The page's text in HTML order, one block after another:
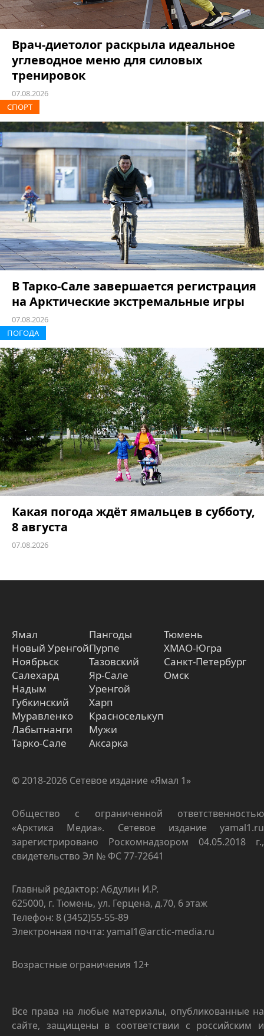
Врач-диетолог раскрыла идеальное
углеводное меню для силовых
тренировок
07.08.2026
СПОРТ
В Тарко-Сале завершается регистрация
на Арктические экстремальные игры
07.08.2026
ПОГОДА
Какая погода ждёт ямальцев в субботу,
8 августа
07.08.2026
Ямал
Новый Уренгой
Ноябрьск
Салехард
Надым
Губкинский
Муравленко
Лабытнанги
Тарко-Сале
Пангоды
Пурпе
Тазовский
Яр-Сале
Уренгой
Харп
Красноселькуп
Мужи
Аксарка
Тюмень
ХМАО-Югра
Санкт-Петербург
Омск
© 2018-2026 Сетевое издание «Ямал 1»
Общество с ограниченной ответственностью
«Арктика Медиа». Сетевое издание yamal1.ru
зарегистрировано Роскомнадзором 04.05.2018 г.,
свидетельство Эл № ФС 77-72641
Главный редактор: Абдулин И.Р.
625000, г. Тюмень, ул. Герцена, д.70, 6 этаж
Телефон: 8 (3452)55-55-89
Электронная почта: yamal1@arctic-media.ru
Возрастные ограничения 12+
Все права на любые материалы, опубликованные на
сайте, защищены в соответствии с российским и